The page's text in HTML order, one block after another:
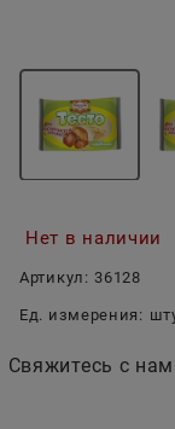
Нет в наличии
Артикул: 36128
Ед. измерения:
Свяжитесь с